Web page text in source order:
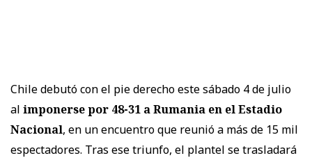
Chile debutó con el pie derecho este sábado 4 de julio
al imponerse por 48-31 a Rumania en el Estadio
Nacional, en un encuentro que reunió a más de 15 mil
espectadores. Tras ese triunfo, el plantel se trasladará